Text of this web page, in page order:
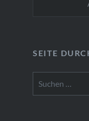
SEITE
nach: